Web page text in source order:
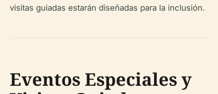
visitas guiadas estarán diseñadas para la inclusión.
Eventos Especiales y